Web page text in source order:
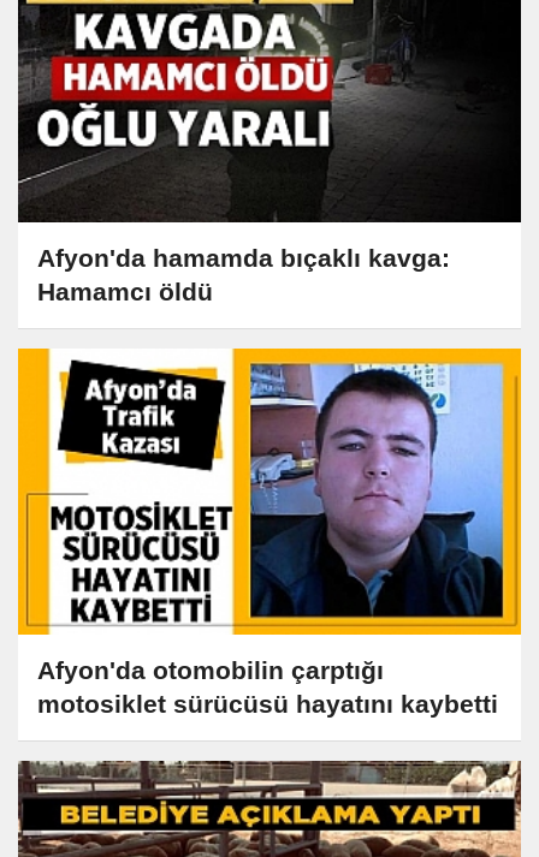
Afyon'da hamamda bıçaklı kavga:
Hamamcı öldü
Afyon'da otomobilin çarptığı
motosiklet sürücüsü hayatını kaybetti